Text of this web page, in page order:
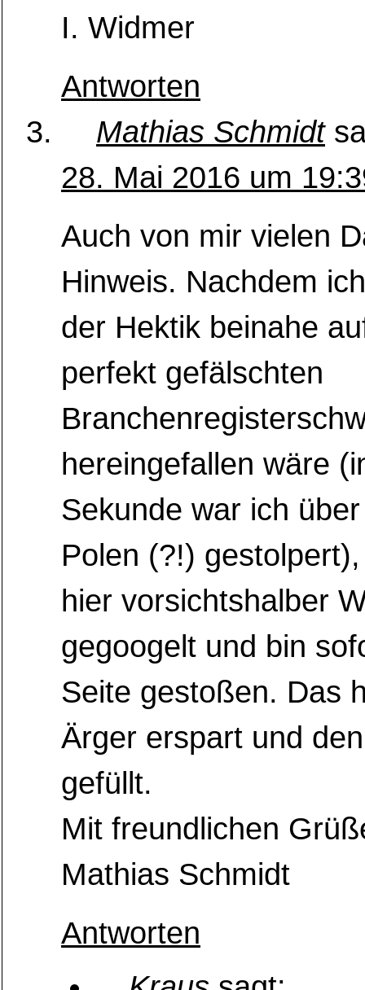
I. Widmer
Antworten
Mathias Schmidt
28. Mai 2016 um
Auch von mir vielen
Hinweis. Nachdem
der Hektik beinahe
perfekt gefälschten
hereingefallen wäre
Sekunde war ich
Polen (?!)
hier vorsichtshalber
gegoogelt und bin
Seite gestoßen. Das
Ärger erspart und
gefüllt.
Mit freundlichen
Mathias Schmidt
Antworten